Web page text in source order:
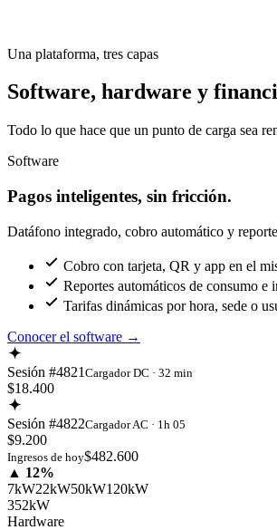
Una plataforma, tres capas
Software, hardware y
Todo lo que hace que un punto de carga sea
Software
Pagos inteligentes, sin fricción.
Datáfono integrado, cobro automático y
Cobro con tarjeta, QR y app en el
Reportes automáticos de consumo e
Tarifas dinámicas por hora, sede o
Conocer el software →
Sesión #4821 Cargador DC · 32 min
$18.400
Sesión #4822Cargador AC · 1h 05
$9.200
Ingresos de hoy$482.600
▲ 12%
7kW22kW50kW120kW
352kW
Hardware